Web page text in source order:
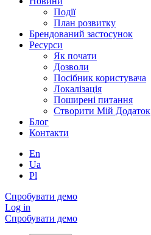
Події
План розвитку
Брендований застосунок
Ресурси
Як почати
Дозволи
Посібник користувача
Локалізація
Поширені питання
Створити Мій Додаток
Блог
Контакти
En
Ua
Pl
Спробувати демо
Log in
Спробувати демо